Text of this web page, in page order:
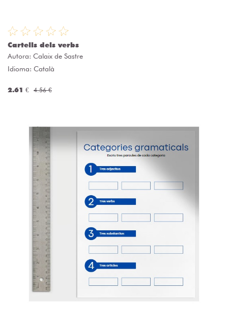
Cartells dels verbs
Autora: Calaix de Sastre
Idioma: Català
2.61 € 4.56 €